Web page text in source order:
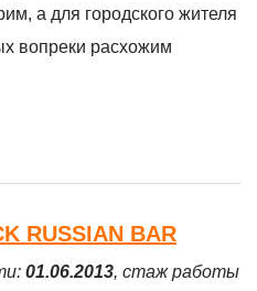
а для городского жителя
вопреки расхожим
RUSSIAN BAR
01.06.2013, стаж работы